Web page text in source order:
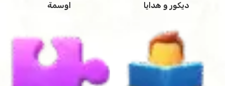
ديكور و هدايا اوسمة